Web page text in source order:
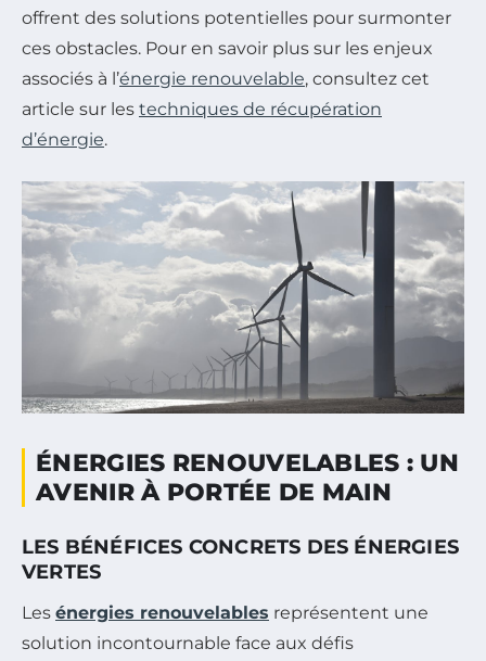
offrent des solutions potentielles pour surmonter
ces obstacles. Pour en savoir plus sur les enjeux
associés à l’énergie renouvelable, consultez cet
article sur les techniques de récupération
d’énergie.
ÉNERGIES RENOUVELABLES : UN
AVENIR À PORTÉE DE MAIN
LES BÉNÉFICES CONCRETS DES ÉNERGIES
VERTES
Les énergies renouvelables représentent une
solution incontournable face aux défis